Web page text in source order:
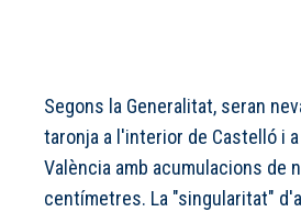
Segons la Generalitat, seran
taronja a l'interior de Castelló i
València amb acumulacions de
centímetres. La "singularitat"